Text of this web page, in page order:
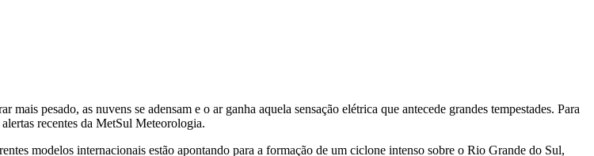
pesado, as nuvens se adensam e o ar ganha aquela sensação elétrica que antecede grandes tempestades. Para
recentes da MetSul Meteorologia.
modelos internacionais estão apontando para a formação de um ciclone intenso sobre o Rio Grande do Sul,